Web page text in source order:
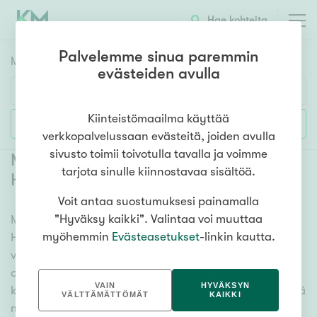
Hae kohteita
Myyntikohteet
Huoneluku
1h 2h 3h 4h 5h+
Asuntotyyppi
Kerros-/luhtitalo
Rivitalo/paritalo
Omakoti-/erillistalo
Maa- tai metsätila
Lisää hakuehtoja
Myytävät omakotitalot Helsinki
Herttoniemi
Meiltä löydät myytävät omakotitalot Helsinki
Herttoniemi niin yhdessä tasossa olevista
vaihtoehdoista isoihin useamman kerroksen
omakotitaloihin. Sadat omakotitalokohteet ja erittäin
kattava kiinteistönvälittäjien verkosto varmistavat, että
meillä on hyvä paikallinen osaaminen ja tieto, mitä
Palvelemme sinua paremmin
evästeiden avulla
Kiinteistömaailma käyttää
verkkopalvelussaan evästeitä, joiden avulla
sivusto toimii toivotulla tavalla ja voimme
tarjota sinulle kiinnostavaa sisältöä.
Voit antaa suostumuksesi painamalla
"Hyväksy kaikki". Valintaa voi muuttaa
myöhemmin Evästeasetukset-linkin kautta.
VAIN
VÄLTTÄMÄTTÖMÄT
HYVÄKSYN
KAIKKI